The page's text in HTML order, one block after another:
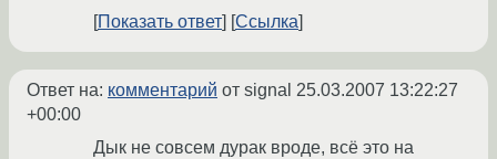
Показать ответ
Ссылка
Ответ на: комментарий от signal 25.03.2007 13:22:27
+00:00
Дык не совсем дурак вроде, всё это на